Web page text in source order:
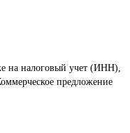
на налоговый учет (ИНН),
предложение